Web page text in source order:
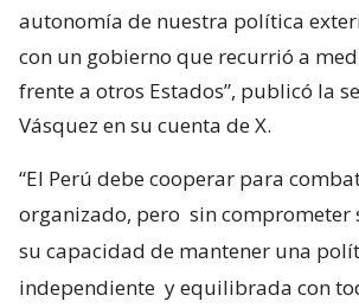
autonomía de nuestra política
con un gobierno que recurrió a
frente a otros Estados”, publicó la
Vásquez en su cuenta de X.
“El Perú debe cooperar para
organizado, pero sin comprometer
su capacidad de mantener una
independiente y equilibrada con